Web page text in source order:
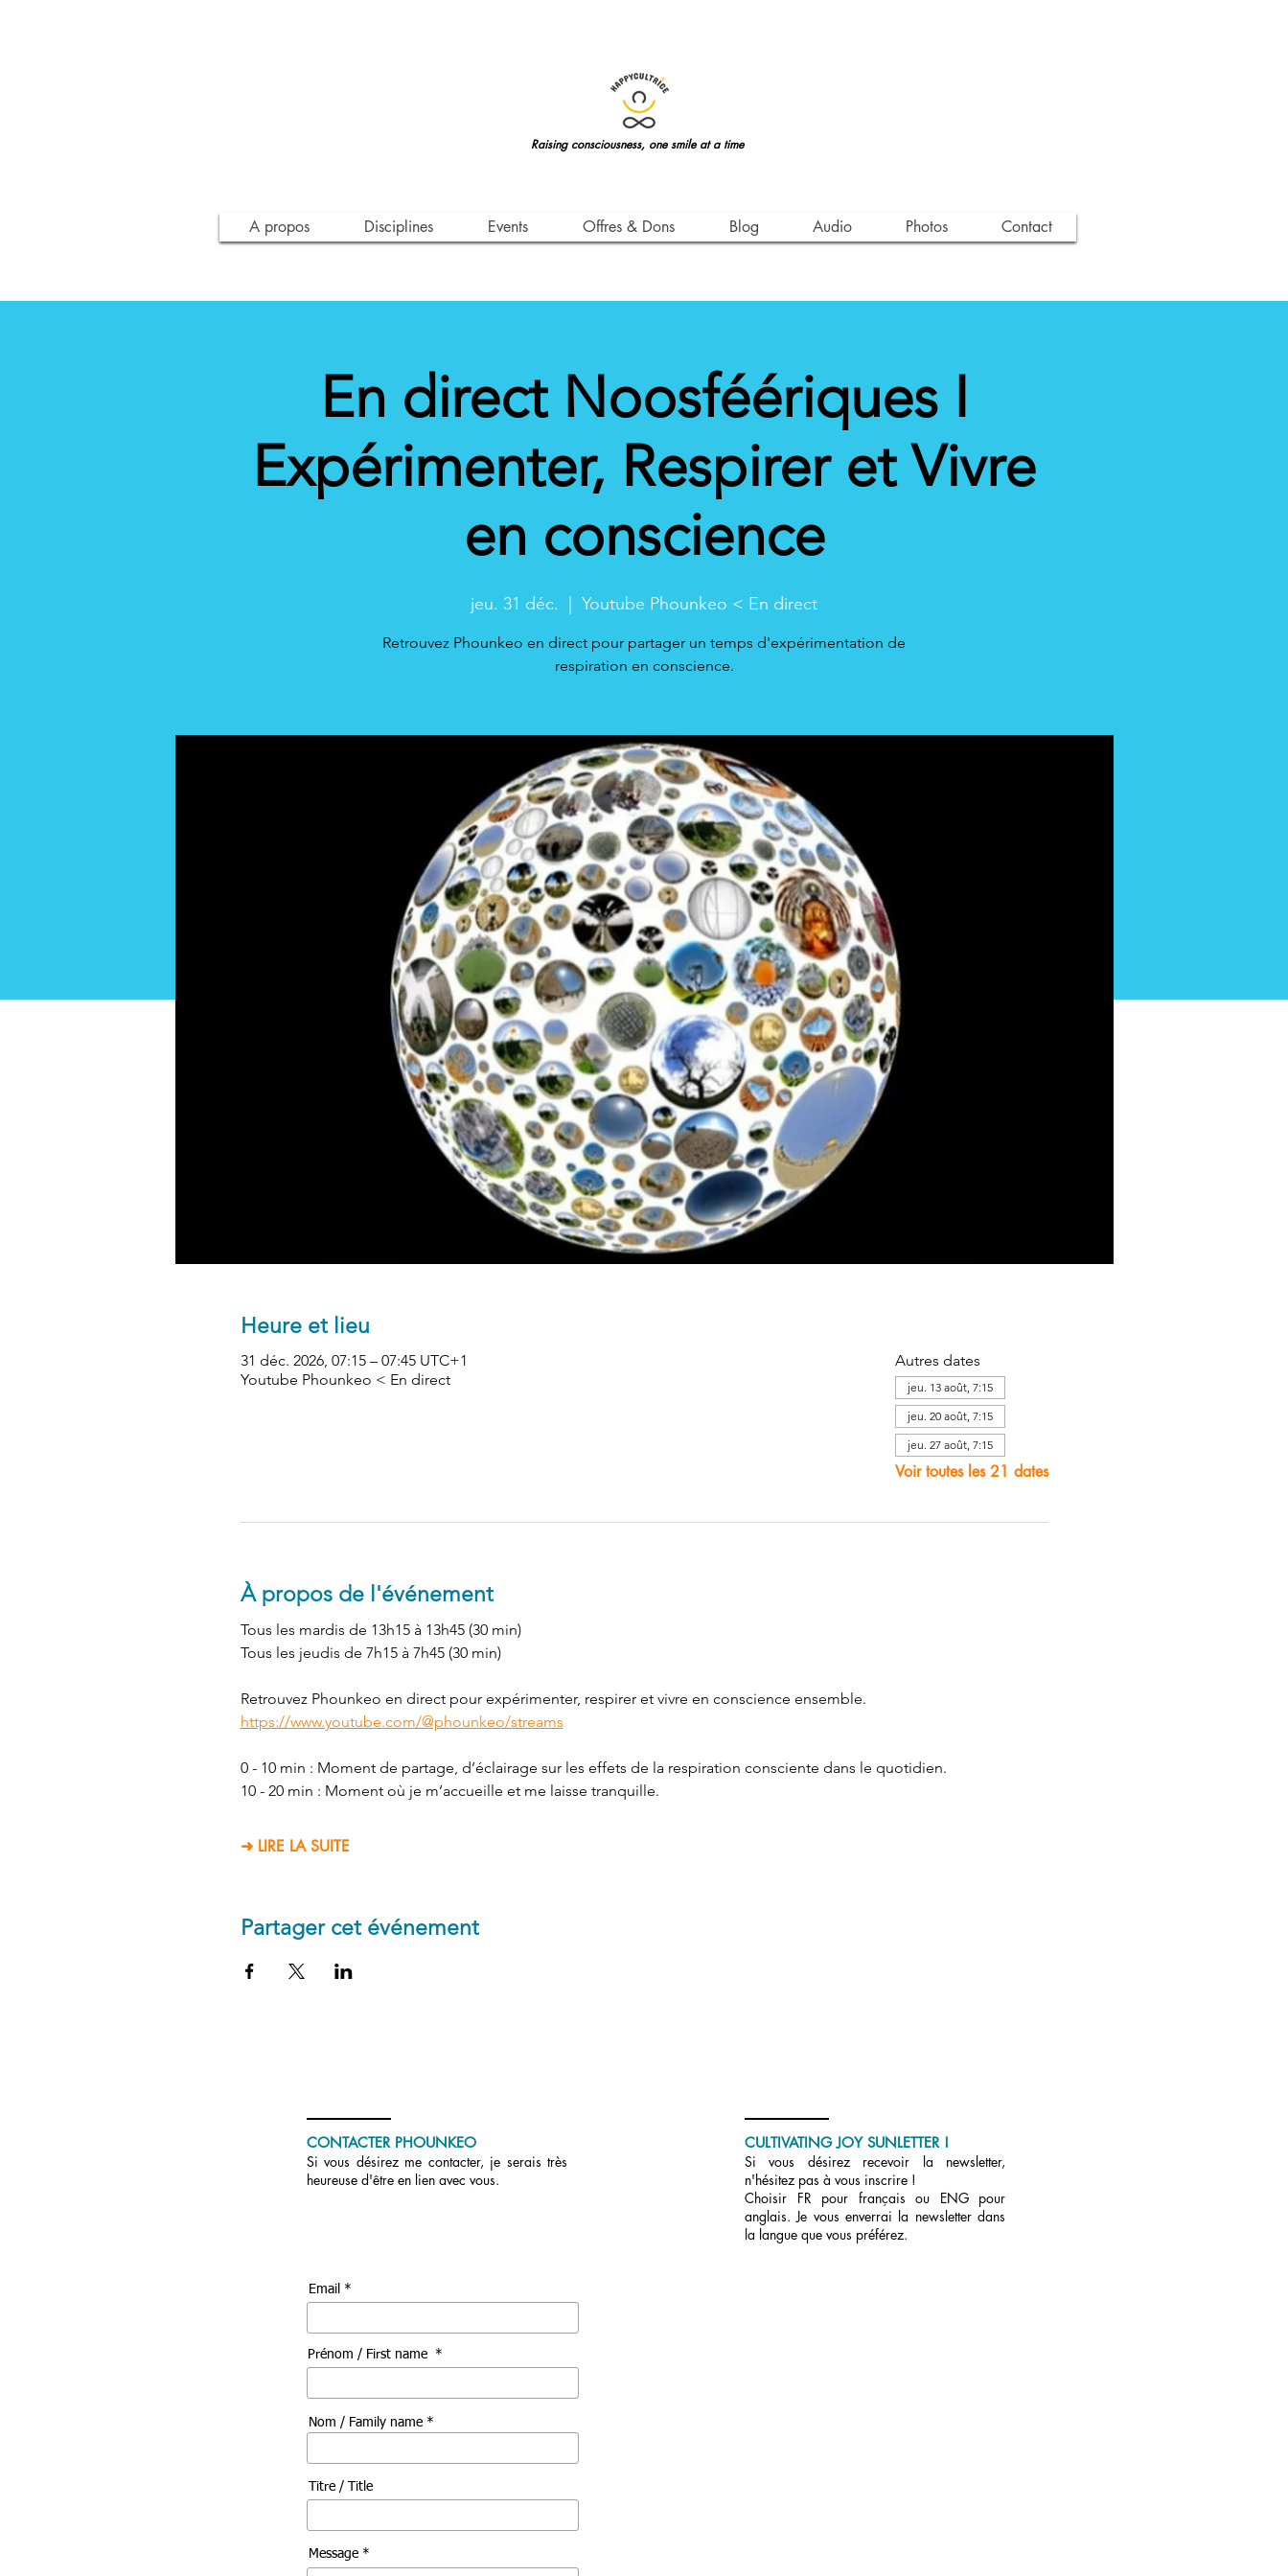
Raising consciousness, one smile at a time
En direct Noosféériques I
Expérimenter, Respirer et Vivre
en conscience
jeu. 31 déc. Youtube Phounkeo < En direct
Retrouvez Phounkeo en direct pour partager un temps d'expérimentation de
respiration en conscience.
Heure et lieu
31 déc. 2026, 07:15 – 07:45 UTC+1
Youtube Phounkeo < En direct
Autres dates
jeu. 13 août, 7:15
jeu. 20 août, 7:15
jeu. 27 août, 7:15
Voir toutes les 21 dates
À propos de l'événement
Tous les mardis de 13h15 à 13h45 (30 min)
Tous les jeudis de 7h15 à 7h45 (30 min)
Retrouvez Phounkeo en direct pour expérimenter, respirer et vivre en conscience ensemble.
https://www.youtube.com/@phounkeo/streams
0 - 10 min : Moment de partage, d’éclairage sur les effets de la respiration consciente dans le quotidien.
10 - 20 min : Moment où je m’accueille et me laisse tranquille.
➜ LIRE LA SUITE
Partager cet événement
A propos Disciplines Events Offres & Dons Blog Audio Photos Contact
CONTACTER PHOUNKEO
Si vous désirez me contacter, je serais très
heureuse d'être en lien avec vous.
Email *
Prénom / First name *
Nom / Family name *
Titre / Title
Message *
CULTIVATING JOY SUNLETTER !
Si vous désirez recevoir la newsletter,
n'hésitez pas à vous inscrire !
Choisir FR pour français ou ENG pour
anglais. Je vous enverrai la newsletter dans
la langue que vous préférez.